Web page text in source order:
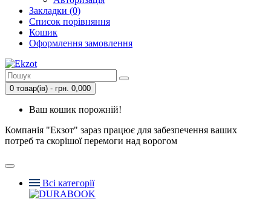
Закладки (0)
Список порівняння
Кошик
Оформлення замовлення
0 товар(ів) - грн. 0,000
Ваш кошик порожній!
Компанія "Екзот" зараз працює для забезпечення ваших
потреб та скорішої перемоги над ворогом
Всі категорії